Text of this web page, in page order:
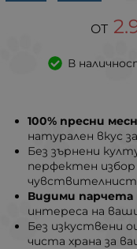
В
100% пресни
натурален вкус
Без зърнени
перфектен избор
Видими парчета
интереса на
Без изкуствени
чиста храна за